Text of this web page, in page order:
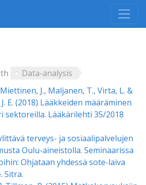
Data-analysis
J., Maljanen, T., Virta, L. &
E. (2018) Lääkkeiden määräminen
sektoreilla. Lääkärilehti 35/2018
terveys- ja sosiaalipalvelujen
Oulu-aineistolla. Seminaarissa
Ohjataan yhdessä sote-laiva
Sitra.